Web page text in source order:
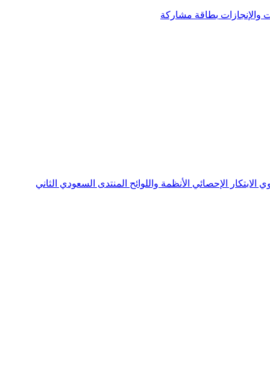
والإنجازات بطاقة مشاركة
الابتكار الإحصائي الأنظمة واللوائح المنتدى السعودي الثاني